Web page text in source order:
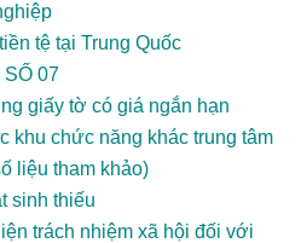
tệ tại Trung Quốc
07
giấy tờ có giá ngắn hạn
khu chức năng khác trung tâm
liệu tham khảo)
sinh thiếu
trách nhiệm xã hội đối với